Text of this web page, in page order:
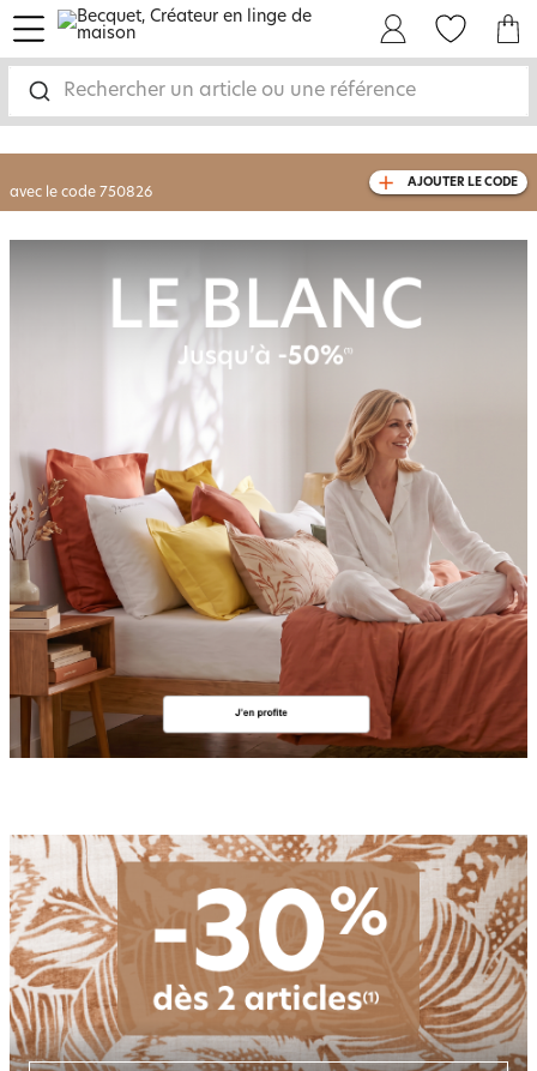
Rechercher un article ou une référence
menu
-30% sur votre commandedès 2 articles
livraison GRATUITEdès 110€ d'achat
avec le code AJOUTER LE CODE